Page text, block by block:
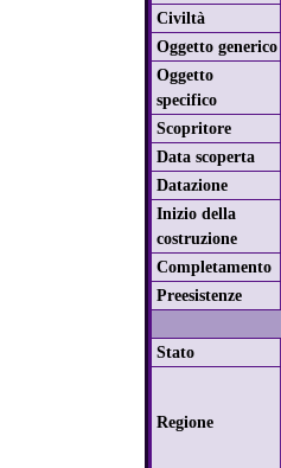
Civiltà
Oggetto generico
Oggetto
specifico
Scopritore
Data scoperta
Datazione
Inizio della
costruzione
Completamento
Preesistenze
Stato
Regione